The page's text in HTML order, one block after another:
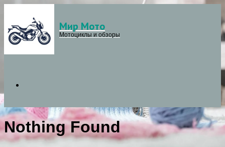
Menu Мир Мото
Мотоциклы и обзоры
for
Nothing Found